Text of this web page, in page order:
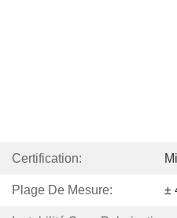
Certification:
Plage De Mesure: ±